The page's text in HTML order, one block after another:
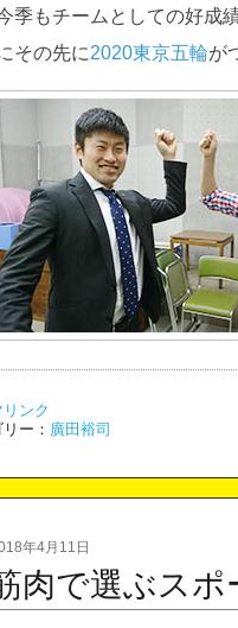
季もチームとしての好成績
その先に2020東京五輪が
ンク
ー： 廣田裕司
年4月11日
肉で選ぶスポ